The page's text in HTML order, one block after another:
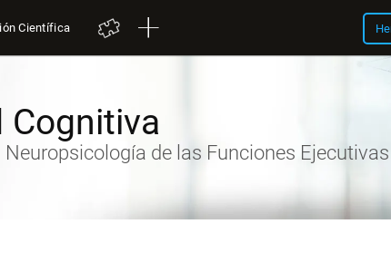
Científica
Cognitiva
de las Funciones Ejecutivas